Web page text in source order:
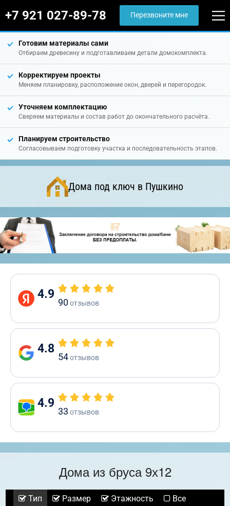
+7 921 027-89-78 Перезвоните мне
Готовим материалы сами
Отбираем древесину и подготавливаем детали домокомплекта.
Корректируем проекты
Меняем планировку, расположение окон, дверей и перегородок.
Уточняем комплектацию
Сверяем материалы и состав работ до окончательного расчёта.
Планируем строительство
Согласовываем подготовку участка и последовательность этапов.
Дома под ключ в Пушкино
4.9
90отзывов
4.8
54отзывов
4.9
33 отзывов
Дома из бруса 9х12
Тип Размер Этажность Все